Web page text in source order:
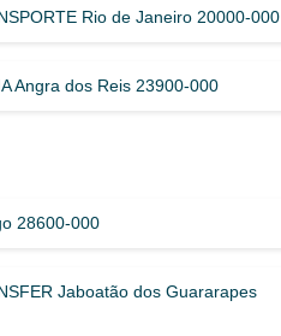
Rio de Janeiro 20000-000
Angra dos Reis 23900-000
28600-000
Jaboatão dos Guararapes